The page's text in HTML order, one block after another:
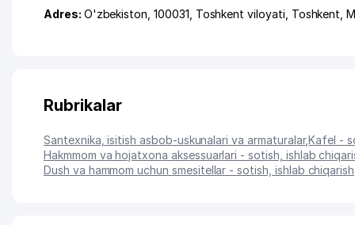
Adres: O'zbekiston, 100031, Toshkent viloyati Toshkent ,
Rubrikalar
Santexnika, isitish asbob-uskunalari va armaturalar,Kafel -
Hakmmom va hojatxona aksessuarlari - sotish, ishlab
Dush va hammom uchun smesitellar - sotish, ishlab chiqarish